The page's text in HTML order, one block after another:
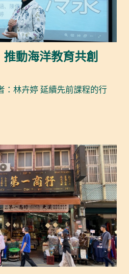
動海洋教育共創
：林卉婷 延續先前課程的行